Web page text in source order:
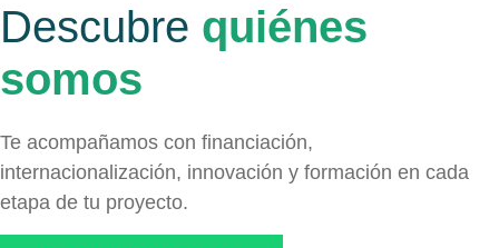
Descubre quiénes
somos
Te acompañamos con financiación,
internacionalización, innovación y formación en cada
etapa de tu proyecto.